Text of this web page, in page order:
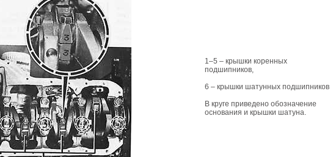
1–5 – крышки коренных
подшипников,
6 – крышки шатунных подшипников
В круге приведено обозначение
основания и крышки шатуна.